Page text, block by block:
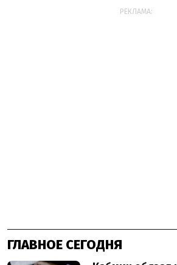
РЕКЛАМА:
ГЛАВНОЕ СЕГОДНЯ